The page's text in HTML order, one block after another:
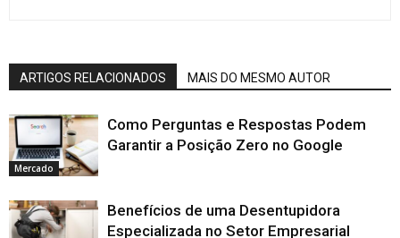
ARTIGOS RELACIONADOS MAIS DO MESMO AUTOR
Mercado
Como Perguntas e Respostas Podem
Garantir a Posição Zero no Google
Benefícios de uma Desentupidora
Especializada no Setor Empresarial